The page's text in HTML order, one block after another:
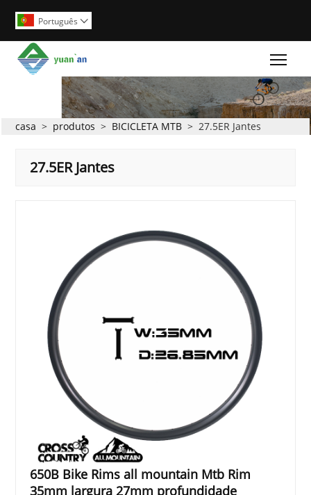
Português 
casa > produtos > BICICLETA MTB > 27.5ER Jantes
27.5ER Jantes
650B Bike Rims all mountain Mtb Rim
35mm largura 27mm profundidade